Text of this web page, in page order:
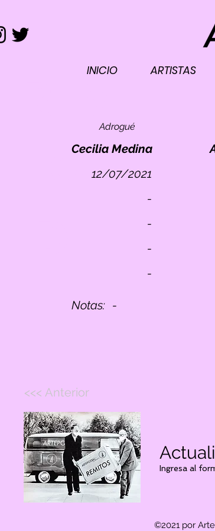
INICIO ARTISTAS
TO
Adrogué
Notas: -
Cecilia Medina
<<< Anterior
12/07/2021
-
-
-
-
Ingresa al
©2021 por